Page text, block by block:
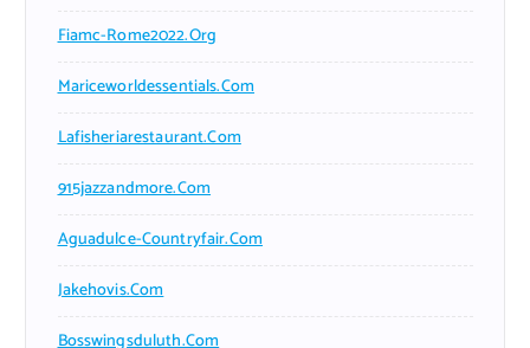
Fiamc-Rome2022.org
Mariceworldessentials.com
Lafisheriarestaurant.com
915jazzandmore.com
Aguadulce-Countryfair.com
Jakehovis.com
Bosswingsduluth.com